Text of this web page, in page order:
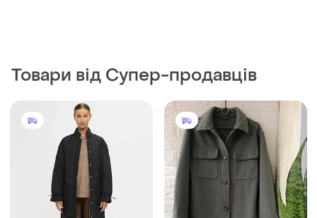
Товари від Супер-продавців